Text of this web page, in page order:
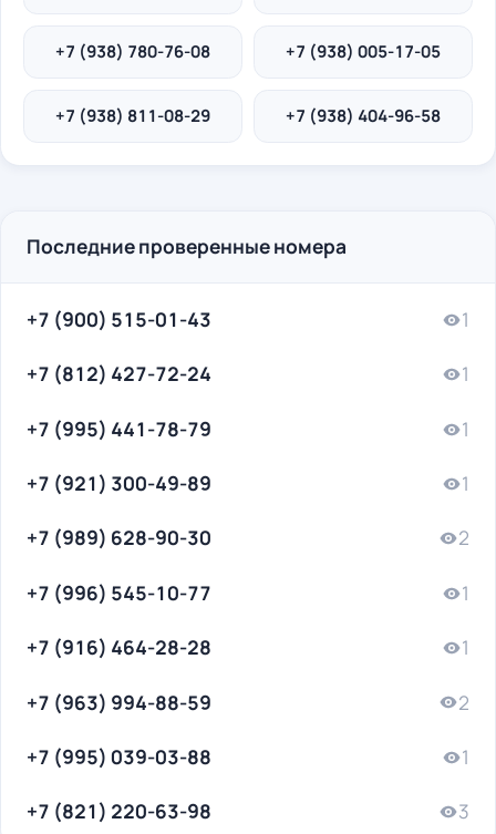
+7 (938) 780-76-08 +7 (938) 005-17-05
+7 (938) 811-08-29 +7 (938) 404-96-58
Последние проверенные номера
+7 (900) 515-01-43 1
+7 (812) 427-72-24 1
+7 (995) 441-78-79 1
+7 (921) 300-49-89 1
+7 (989) 628-90-30 2
+7 (996) 545-10-77 1
+7 (916) 464-28-28 1
+7 (963) 994-88-59 2
+7 (995) 039-03-88 1
+7 (821) 220-63-98 3